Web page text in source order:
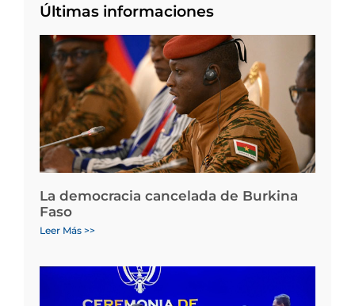
Últimas informaciones
La democracia cancelada de Burkina
Faso
Leer Más >>